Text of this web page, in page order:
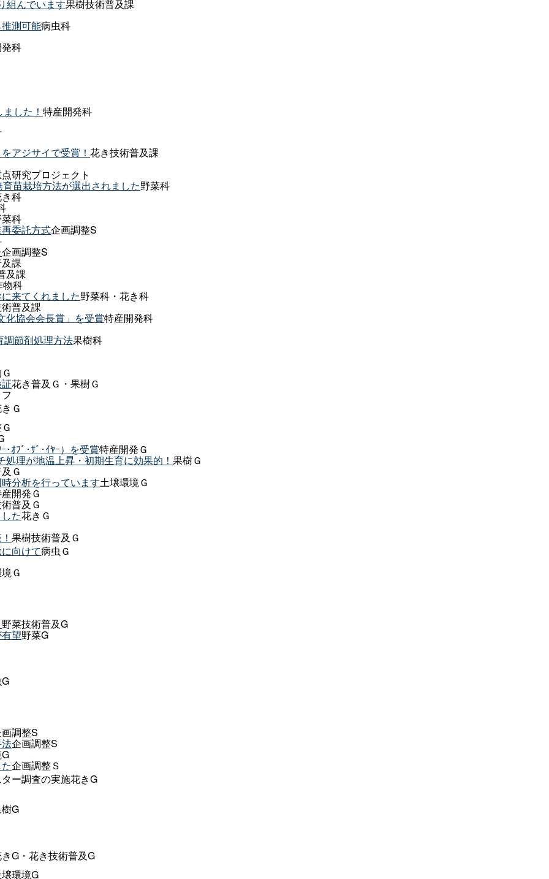
組んでいます果樹技術普及課
測可能病虫科
科
した！ 特産開発科
アジサイで受賞！ 花き技術普及課
研究プロジェクト
苗栽培方法が選出されました野菜科
科
科
委託方式企画調整S
企画調整S
課
及課
物科
来てくれました野菜科・花き科
普及課
化協会会長賞」を受賞特産開発科
調節剤処理方法果樹科
花き普及Ｇ・果樹Ｇ
Ｇ
ｵﾌﾞ･ｻﾞ･ｲﾔｰ）を受賞特産開発Ｇ
理が地温上昇・初期生育に効果的！ 果樹Ｇ
Ｇ
分析を行っています土壌環境Ｇ
開発Ｇ
普及Ｇ
た花きＧ
果樹技術普及Ｇ
向けて病虫Ｇ
Ｇ
野菜技術普及G
望野菜G
調整S
企画調整S
企画調整Ｓ
ー調査の実施花きG
G
G・花き技術普及G
環境G